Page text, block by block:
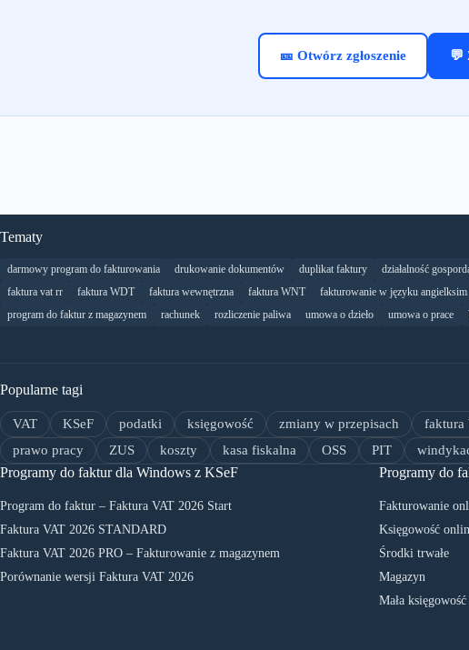
🎫 Otwórz zgłoszenie 💬
Tematy
darmowy program do fakturowania drukowanie dokumentów duplikat faktury działalność
faktura vat rr
faktura WDT faktura wewnętrzna faktura WNT fakturowanie w języku angielksim
program do faktur z magazynem
rachunek rozliczenie paliwa umowa o dzieło umowa o prace
Popularne tagi
VAT KSeF podatki księgowość zmiany w przepisach faktura
prawo pracy
ZUS koszty kasa fiskalna OSS PIT
Programy do faktur dla Windows z KSeF
Program do faktur – Faktura VAT 2026 Start
Faktura VAT 2026 STANDARD
Faktura VAT 2026 PRO – Fakturowanie z magazynem
Porównanie wersji Faktura VAT 2026
Programy do
Fakturowanie
Księgowość
Środki trwałe
Magazyn
Mała księgowość